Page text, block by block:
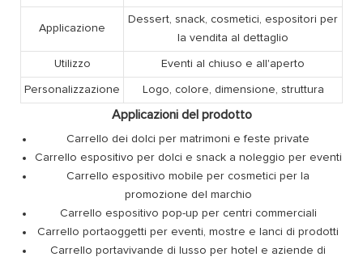
Applicazione
Dessert, snack, cosmetici, espositori per
la vendita al dettaglio
Utilizzo Eventi al chiuso e all'aperto
Personalizzazione Logo, colore, dimensione, struttura
Applicazioni del prodotto
Carrello dei dolci per matrimoni e feste private
Carrello espositivo per dolci e snack a noleggio per eventi
Carrello espositivo mobile per cosmetici per la
promozione del marchio
Carrello espositivo pop-up per centri commerciali
Carrello portaoggetti per eventi, mostre e lanci di prodotti
Carrello portavivande di lusso per hotel e aziende di